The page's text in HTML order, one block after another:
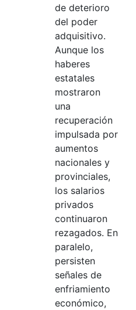
de deterioro
del poder
adquisitivo.
Aunque los
haberes
estatales
mostraron
una
recuperación
impulsada por
aumentos
nacionales y
provinciales,
los salarios
privados
continuaron
rezagados. En
paralelo,
persisten
señales de
enfriamiento
económico,